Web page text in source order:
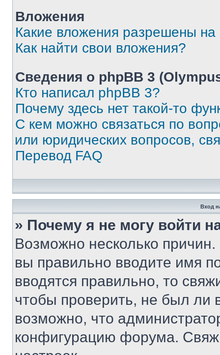
Вложения
Какие вложения разрешены
Как найти свои вложения?
Сведения о phpBB 3
Кто написал phpBB 3?
Почему здесь нет такой-то
С кем можно связаться по
или юридических вопросов,
Перевод FAQ
Вход
» Почему я не могу войти
Возможно несколько
вы правильно вводите имя
вводятся правильно, то
чтобы проверить, не был ли
возможно, что
конфигурацию форума.